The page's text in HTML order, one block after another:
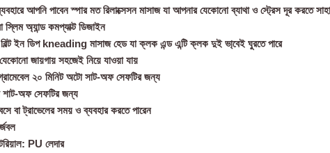
আপনি পাবেন স্পার মত রিলাক্সেসন মাসাজ যা আপনার যেকোনো ব্যাথা ও স্ট্রেস দূর করতে
স্লিম অ্যান্ড কমপ্যাক্ট ডিজাইন
ইন ডিপ kneading মাসাজ হেড যা ক্লক এন্ড এন্টি ক্লক দুই ভা্বেই ঘুরতে পারে
জায়গায় সহজেই নিয়ে যাওয়া যায়
২০ মিনিট অটো সাট-অফ সেফটির জন্য
অফ সেফটির জন্য
বা ট্রাভেলের সময় ও ব্যবহার করতে পারেন
PU লেদার